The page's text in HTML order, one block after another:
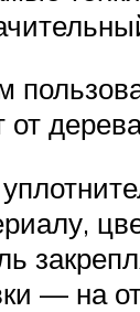
от
— на